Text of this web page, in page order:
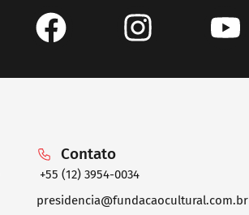
Contato
+55 (12) 3954-0034
presidencia@fundacaocultural.com.br